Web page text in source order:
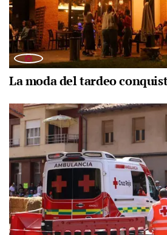
La moda del tardeo